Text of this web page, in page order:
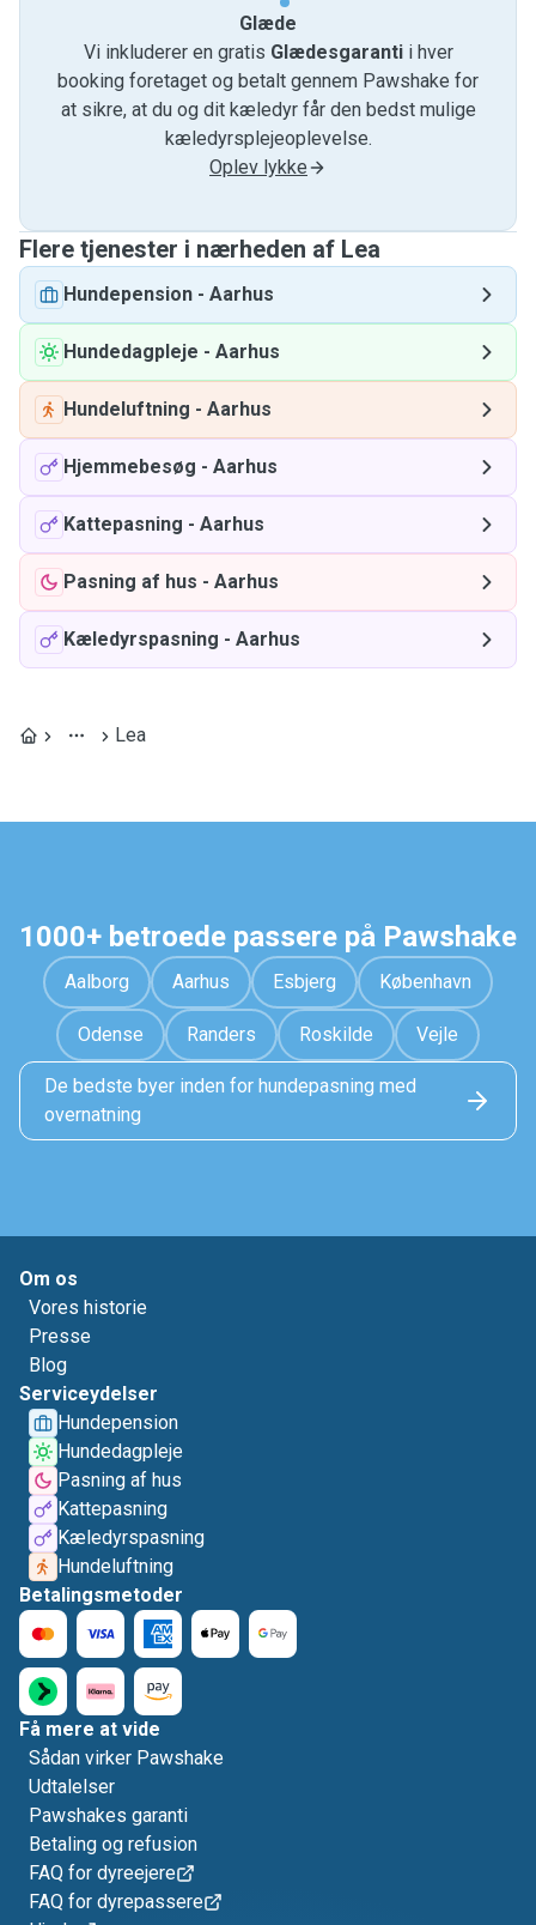
Glæde
Vi inkluderer en gratis Glædesgarantii hver
booking foretaget og betalt gennem Pawshake for
at sikre, at du og dit kæledyr får den bedst mulige
kæledyrsplejeoplevelse.
Oplev lykke
Flere tjenester i nærheden af ​​Lea
Hundepension - Aarhus
Hundedagpleje - Aarhus
Hundeluftning - Aarhus
Hjemmebesøg - Aarhus
Kattepasning - Aarhus
Pasning af hus - Aarhus
Kæledyrspasning - Aarhus
Lea
1000+ betroede passere på Pawshake
Aalborg Aarhus Esbjerg København
Odense Randers Roskilde Vejle
De bedste byer inden for hundepasning med
overnatning
Om os
Vores historie
Presse
Blog
Serviceydelser
Hundepension
Hundedagpleje
Pasning af hus
Kattepasning
Kæledyrspasning
Hundeluftning
Betalingsmetoder
Få mere at vide
Sådan virker Pawshake
Udtalelser
Pawshakes garanti
Betaling og refusion
FAQ for dyreejere
FAQ for dyrepassere